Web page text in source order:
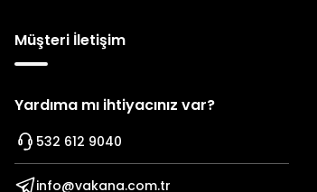
Müşteri İletişim
Yardıma mı ihtiyacınız var?
532 612 9040
info@vakana.com.tr